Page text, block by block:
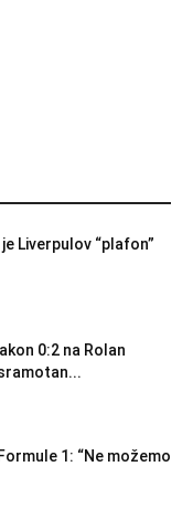
Liverpulov “plafon”
0:2 na Rolan
1: “Ne možemo